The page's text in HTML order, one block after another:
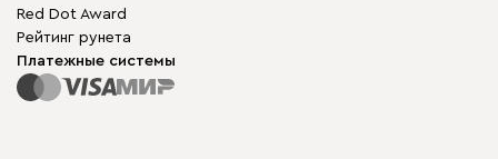
Red Dot Award
Рейтинг рунета
Платежные системы